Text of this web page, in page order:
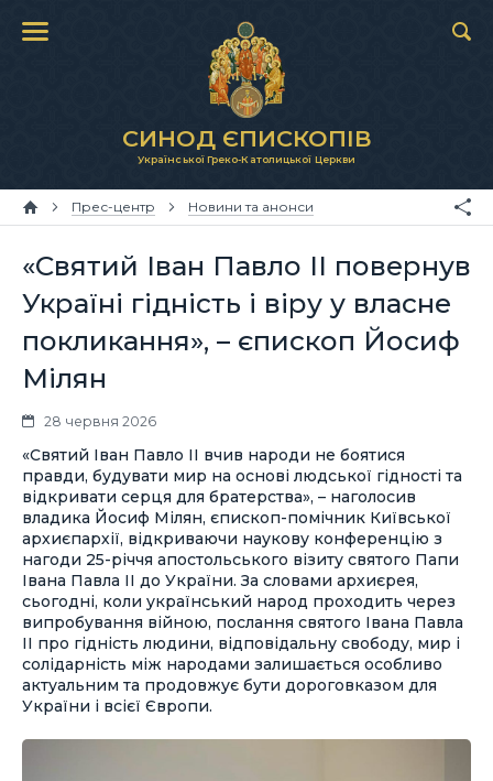
СИНОД ЄПИСКОПІВ
Української Греко-Католицької Церкви
Прес-центр Новини та анонси
«Святий Іван Павло ІІ повернув
Україні гідність і віру у власне
покликання», – єпископ Йосиф
Мілян
28 червня 2026
«Святий Іван Павло ІІ вчив народи не боятися
правди, будувати мир на основі людської гідності та
відкривати серця для братерства», – наголосив
владика Йосиф Мілян, єпископ-помічник Київської
архиєпархії, відкриваючи наукову конференцію з
нагоди 25-річчя апостольського візиту святого Папи
Івана Павла ІІ до України. За словами архиєрея,
сьогодні, коли український народ проходить через
випробування війною, послання святого Івана Павла
ІІ про гідність людини, відповідальну свободу, мир і
солідарність між народами залишається особливо
актуальним та продовжує бути дороговказом для
України і всієї Європи.